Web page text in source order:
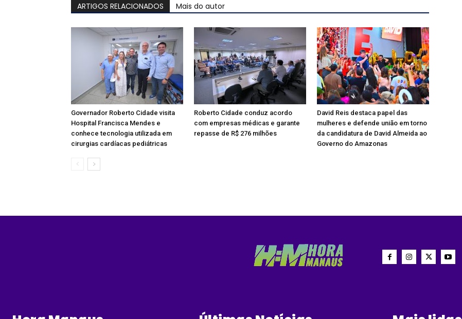
ARTIGOS RELACIONADOS Mais do autor
Governador Roberto Cidade visita
Hospital Francisca Mendes e
conhece tecnologia utilizada em
cirurgias cardíacas pediátricas
Roberto Cidade conduz acordo
com empresas médicas e garante
repasse de R$ 276 milhões
David Reis destaca papel das
mulheres e defende união em torno
da candidatura de David Almeida ao
Governo do Amazonas